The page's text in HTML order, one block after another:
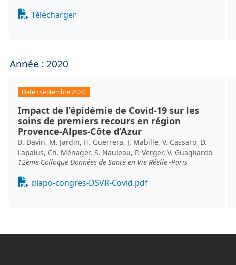
Document
Télécharger
Année : 2020
Date :septembre 2020
Impact de l’épidémie de Covid-19 sur les
soins de premiers recours en région
Provence-Alpes-Côte d’Azur
B. Davin, M. Jardin, H. Guerrera, J. Mabille, V. Cassaro, D.
Lapalus, Ch. Ménager, S. Nauleau, P. Verger, V. Guagliardo
12ème Colloque Données de Santé en Vie Réelle -Paris
Document
diapo-congres-DSVR-Covid.pdf